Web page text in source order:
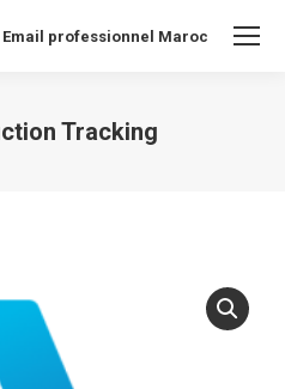
Email professionnel Maroc
Tracking